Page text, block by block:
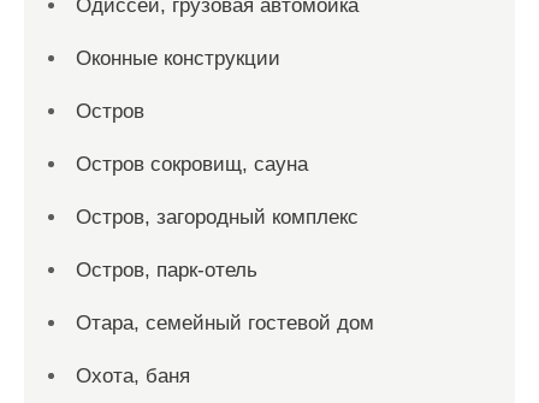
Одиссей, грузовая автомойка
Оконные конструкции
Остров
Остров сокровищ, сауна
Остров, загородный комплекс
Остров, парк-отель
Отара, семейный гостевой дом
Охота, баня